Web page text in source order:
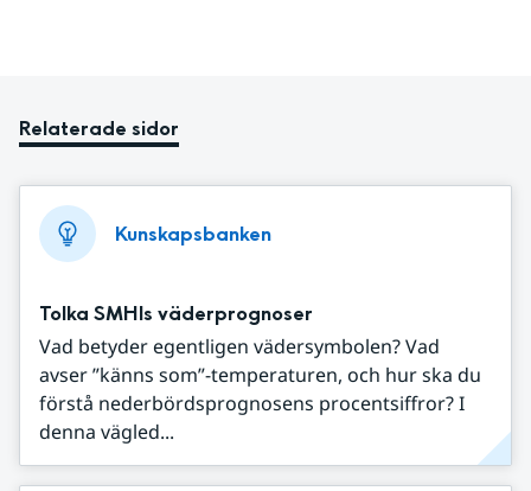
Relaterade sidor
Kunskapsbanken
Tolka SMHIs väderprognoser
Vad betyder egentligen vädersymbolen? Vad
avser ”känns som”-temperaturen, och hur ska du
förstå nederbördsprognosens procentsiffror? I
denna vägled...